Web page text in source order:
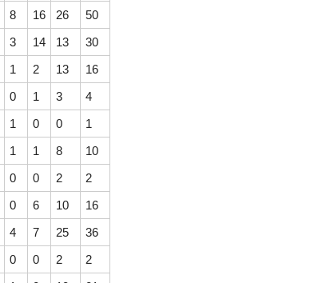
8 16 26
50
3 14 13
30
1 2 13
16
0 1 3
4
1 0 0
1
1 1 8
10
0 0 2
2
0 6 10
16
4 7 25
36
0 0 2
2